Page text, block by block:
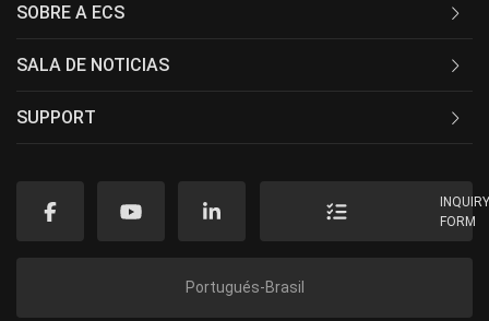
SOBRE A ECS
SALA DE NOTICIAS
SUPPORT
FORM
Portugués-Brasil